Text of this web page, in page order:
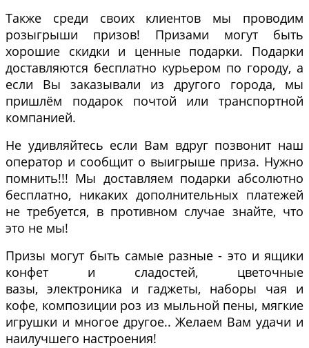
Также среди своих клиентов мы проводим
розыгрыши призов! Призами могут быть
хорошие скидки и ценные подарки. Подарки
доставляются бесплатно курьером по городу, а
если Вы заказывали из другого города, мы
пришлём подарок почтой или транспортной
компанией.
Не удивляйтесь если Вам вдруг позвонит наш
оператор и сообщит о выигрыше приза. Нужно
помнить!!! Мы доставляем подарки абсолютно
бесплатно, никаких дополнительных платежей
не требуется, в противном случае знайте, что
это не мы!
Призы могут быть самые разные - это и ящики
конфет и сладостей, цветочные
вазы, электроника и гаджеты, наборы чая и
кофе, композиции роз из мыльной пены, мягкие
игрушки и многое другое.. Желаем Вам удачи и
наилучшего настроения!